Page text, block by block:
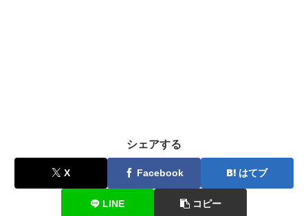
シェアする
X Facebook はてブ
LINE コピー